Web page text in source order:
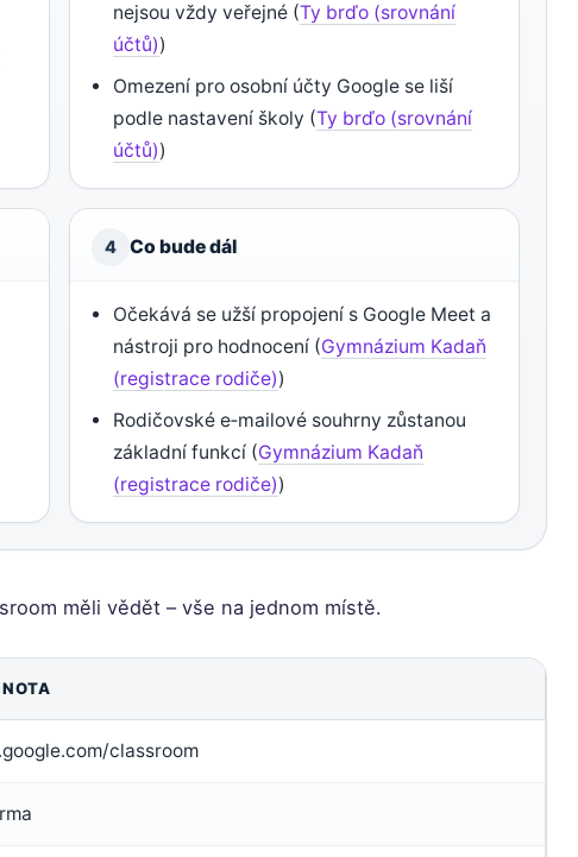
nejsou vždy veřejné (Ty brďo (srovnání
účtů))
Omezení pro osobní účty Google se liší
podle nastavení školy (Ty brďo (srovnání
účtů))
4 Co bude dál
Očekává se užší propojení s Google Meet a
nástroji pro hodnocení (Gymnázium Kadaň
(registrace rodiče))
Rodičovské e‑mailové souhrny zůstanou
základní funkcí (Gymnázium Kadaň
(registrace rodiče))
měli vědět – vše na jednom místě.
classroom